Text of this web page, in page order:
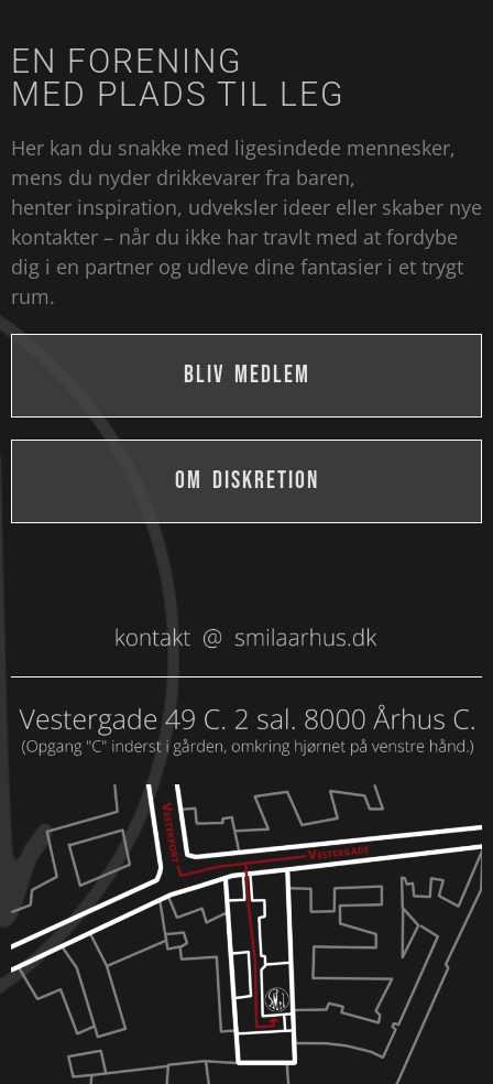
EN FORENING
MED PLADS TIL LEG
Her kan du snakke med ligesindede mennesker,
mens du nyder drikkevarer fra baren,
henter inspiration, udveksler ideer eller skaber nye
kontakter – når du ikke har travlt med at fordybe
dig i en partner og udleve dine fantasier i et trygt
rum.
BLIV MEDLEM
OM DISKRETION